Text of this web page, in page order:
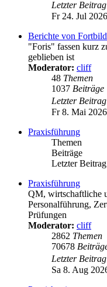
Letzter Beitrag
Fr 24. Jul
Berichte von
"Foris" fassen kurz
geblieben ist
Moderator: cliff
48 Themen
1037 Beiträge
Letzter Beitrag
Fr 8. Mai
Praxisführung
Themen
Beiträge
Letzter Beitrag
Praxisführung
QM, wirtschaftliche
Personalführung,
Prüfungen
Moderator: cliff
2862 Themen
70678
Letzter Beitrag
Sa 8. Aug